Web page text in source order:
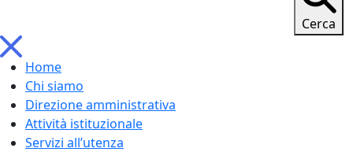
Cerca
Home
Chi siamo
Direzione amministrativa
Attività istituzionale
Servizi all’utenza